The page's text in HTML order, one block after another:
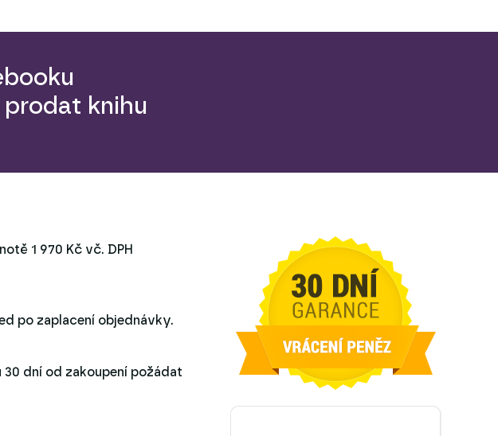
knihu
1 970 Kč vč. DPH
po zaplacení objednávky.
dní od zakoupení požádat